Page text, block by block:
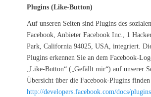
Plugins (Like-Button)
Auf unseren Seiten sind Plugins des
Facebook, Anbieter Facebook Inc., 1
Park, California 94025, USA, integriert.
Plugins erkennen Sie an dem Facebook-
„Like-Button“ („Gefällt mir“) auf unserer
Übersicht über die Facebook-Plugins
http://developers.facebook.com/docs/